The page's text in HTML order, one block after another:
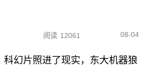
阅读 12061 08-04
科幻片照进了现实，东大机器狼